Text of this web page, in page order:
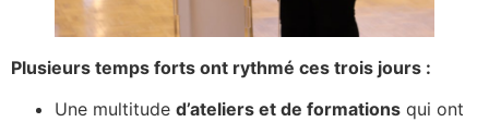
Plusieurs temps forts ont rythmé ces trois jours :
Une multitude d’ateliers et de formations qui ont